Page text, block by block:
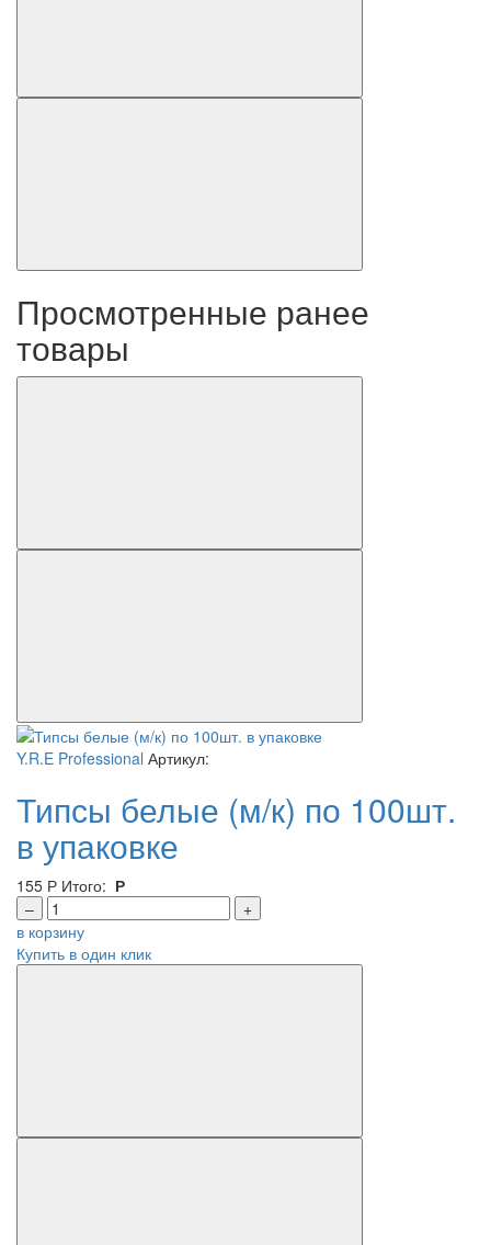
Просмотренные ранее
товары
Y.R.E Professional Артикул:
Типсы белые (м/к) по 100шт.
в упаковке
155 Р Итого: Р
–
+
в корзину
Купить в один клик